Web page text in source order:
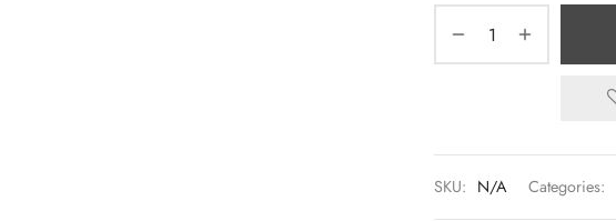
SKU: N/A Categories: